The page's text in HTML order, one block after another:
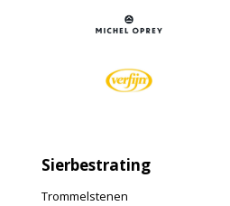
Sierbestrating
Trommelstenen